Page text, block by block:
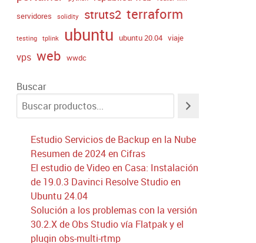
servidores solidity struts2 terraform
testing tplink ubuntu ubuntu 20.04 viaje
vps web wwdc
Buscar
Estudio Servicios de Backup en la Nube
Resumen de 2024 en Cifras
El estudio de Video en Casa: Instalación
de 19.0.3 Davinci Resolve Studio en
Ubuntu 24.04
Solución a los problemas con la versión
30.2.X de Obs Studio vía Flatpak y el
plugin obs-multi-rtmp